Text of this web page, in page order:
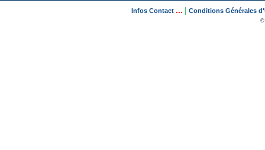
Infos Contact ... Conditions Générales
©